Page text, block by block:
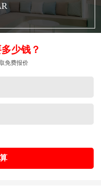
少钱？
免费报价